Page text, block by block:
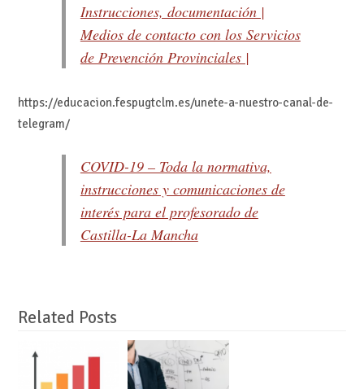
Instrucciones, documentación |
Medios de contacto con los Servicios
de Prevención Provinciales |
https://educacion.fespugtclm.es/unete-a-nuestro-canal-de-
telegram/
COVID-19 – Toda la normativa,
instrucciones y comunicaciones de
interés para el profesorado de
Castilla-La Mancha
Related Posts